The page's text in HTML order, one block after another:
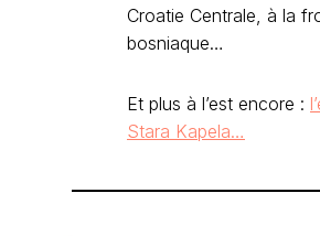
Croatie Centrale, à la
bosniaque…
Et plus à l’est encore :
Stara Kapela…